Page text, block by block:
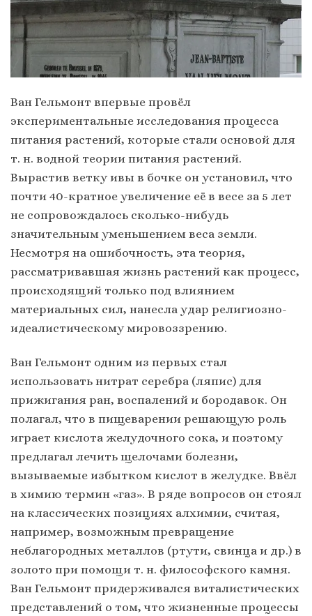
Ван Гельмонт впервые провёл
экспериментальные исследования процесса
питания растений, которые стали основой для
т. н. водной теории питания растений.
Вырастив ветку ивы в бочке он установил, что
почти 40-кратное увеличение её в весе за 5 лет
не сопровождалось сколько-нибудь
значительным уменьшением веса земли.
Несмотря на ошибочность, эта теория,
рассматривавшая жизнь растений как процесс,
происходящий только под влиянием
материальных сил, нанесла удар религиозно-
идеалистическому мировоззрению.
Ван Гельмонт одним из первых стал
использовать нитрат серебра (ляпис) для
прижигания ран, воспалений и бородавок. Он
полагал, что в пищеварении решающую роль
играет кислота желудочного сока, и поэтому
предлагал лечить щелочами болезни,
вызываемые избытком кислот в желудке. Ввёл
в химию термин «газ». В ряде вопросов он стоял
на классических позициях алхимии, считая,
например, возможным превращение
неблагородных металлов (ртути, свинца и др.) в
золото при помощи т. н. философского камня.
Ван Гельмонт придерживался виталистических
представлений о том, что жизненные процессы